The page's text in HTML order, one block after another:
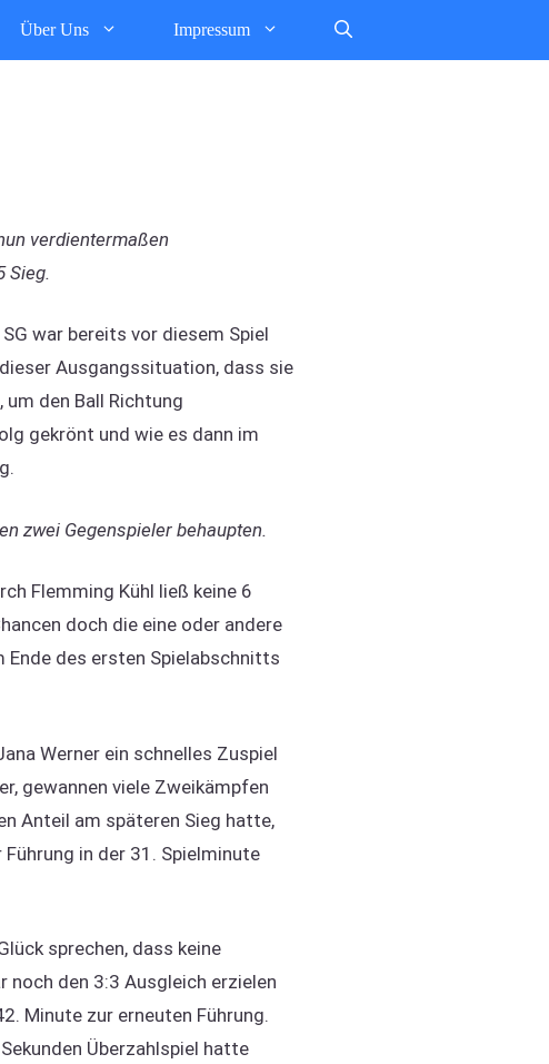
Über Uns Impressum
verdientermaßen
Sieg.
war bereits vor diesem Spiel
Ausgangssituation, dass sie
den Ball Richtung
gekrönt und wie es dann im
zwei Gegenspieler behaupten.
Flemming Kühl ließ keine 6
doch die eine oder andere
des ersten Spielabschnitts
Werner ein schnelles Zuspiel
gewannen viele Zweikämpfen
Anteil am späteren Sieg hatte,
in der 31. Spielminute
sprechen, dass keine
den 3:3 Ausgleich erzielen
Minute zur erneuten Führung.
Überzahlspiel hatte